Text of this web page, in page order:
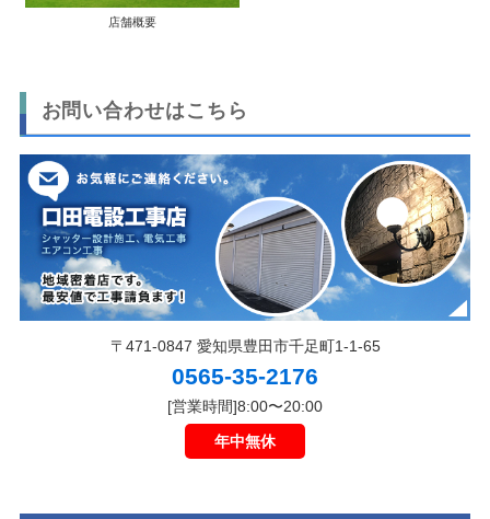
店舗概要
お問い合わせはこちら
〒471-0847 愛知県豊田市千足町1-1-65
0565-35-2176
[営業時間]8:00〜20:00
年中無休